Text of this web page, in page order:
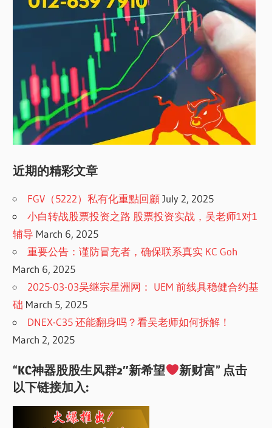
近期的精彩文章
FGV（5222）私有化重點回顧 July 2, 2025
小白转战股票投资之路 股票投资实战，吴老师1对1
辅导 March 6, 2025
重要公告：谨防冒充者，确保联系真实 KC Goh
March 6, 2025
2025-03-03吴继宗星洲网： UEM 前线具稳健合约基
础 March 5, 2025
DNEX-C35 还能翻身吗？看吴老师如何拆解！
March 2, 2025
“KC神器股股生风群2″新希望
新财富” 点击
以下链接加入: